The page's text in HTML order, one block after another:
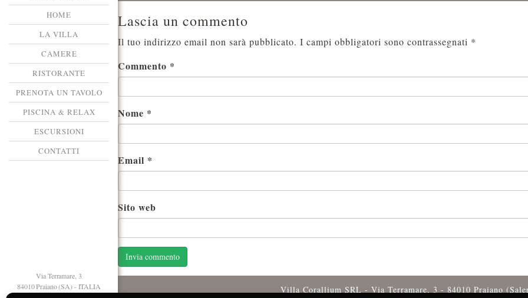
HOME
LA VILLA
CAMERE
RISTORANTE
PRENOTA UN TAVOLO
PISCINA & RELAX
ESCURSIONI
CONTATTI
Via Terramare, 3
84010 Praiano (SA) - ITALIA
Lascia un commento
Il tuo indirizzo email non sarà pubblicato. I campi obbligatori sono contrassegnati *
Commento *
Nome *
Email *
Sito web
Villa Corallium SRL - Via Terramare, 3 - 84010 Praiano